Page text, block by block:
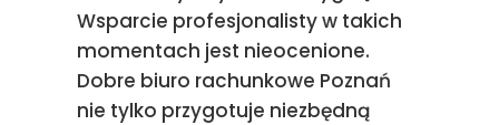
Wsparcie profesjonalisty w takich
momentach jest nieocenione.
Dobre biuro rachunkowe Poznań
nie tylko przygotuje niezbędną